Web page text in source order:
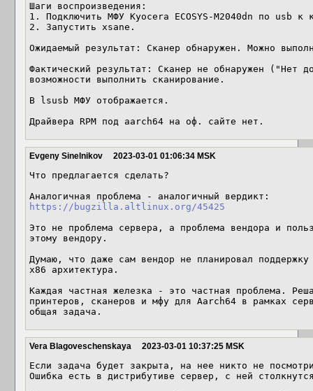
Шаги воспроизведения:
1. Подключить МФУ Kyocera ECOSYS-M2040dn по usb к
2. Запустить xsane.
Ожидаемый результат: Сканер обнаружен. Можно
Фактический результат: Сканер не обнаружен ("Нет
возможности выполнить сканирование.
В lsusb МФУ отображается.
Драйвера RPM под aarch64 на оф. сайте нет.
Evgeny Sinelnikov 2023-03-01 01:06:34 MSK
Что предлагается сделать?
https://bugzilla.altlinux.org/45425
Это не проблема сервера, а проблема вендора и
этому вендору.
Думаю, что даже сам вендор не планировал
x86 архитектура.
Каждая частная железка - это частная проблема.
принтеров, сканеров и мфу для Aarch64 в рамках
общая задача.
Vera Blagoveschenskaya 2023-03-01 10:37:25 MSK
Если задача будет закрыта, на нее никто не
Ошибка есть в дистрибутиве сервер, с ней